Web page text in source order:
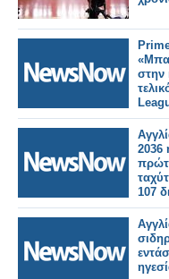
στην
2036
107